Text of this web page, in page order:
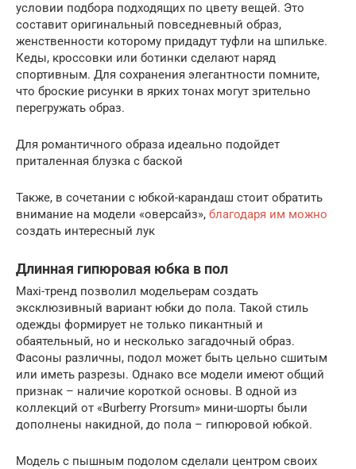
условии подбора подходящих по цвету вещей. Это
составит оригинальный повседневный образ,
женственности которому придадут туфли на шпильке.
Кеды, кроссовки или ботинки сделают наряд
спортивным. Для сохранения элегантности помните,
что броские рисунки в ярких тонах могут зрительно
перегружать образ.
Для романтичного образа идеально подойдет
приталенная блузка с баской
Также, в сочетании с юбкой-карандаш стоит обратить
внимание на модели «оверсайз», благодаря им можно
создать интересный лук
Длинная гипюровая юбка в пол
Maxi-тренд позволил модельерам создать
эксклюзивный вариант юбки до пола. Такой стиль
одежды формирует не только пикантный и
обаятельный, но и несколько загадочный образ.
Фасоны различны, подол может быть цельно сшитым
или иметь разрезы. Однако все модели имеют общий
признак – наличие короткой основы. В одной из
коллекций от «Burberry Prorsum» мини-шорты были
дополнены накидной, до пола – гипюровой юбкой.
Модель с пышным подолом сделали центром своих